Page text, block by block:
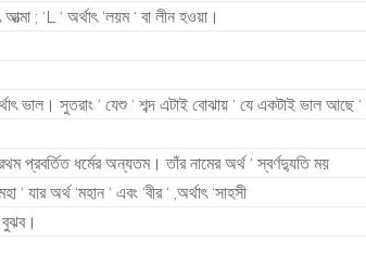
; ‘L ‘ অর্থাৎ ‘লয়ম ‘ বা লীন হওয়া।
ভাল। সুতরাং ‘ যেশু ‘ শব্দ এটাই বোঝায় ‘ যে একটাই ভাল আছে ‘
প্রবর্তিত ধর্মের অন্যতম। তাঁর নামের অর্থ ‘ স্বর্ণদ্যুতি ময়
যার অর্থ ‘মহান ‘ এবং ‘বীর ‘ ,অর্থাৎ ‘সাহসী
বুঝব।